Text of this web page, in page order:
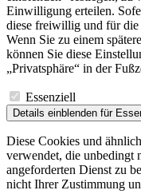
Einwilligung erteilen.
diese freiwillig und für
Wenn Sie zu einem
können Sie diese
„Privatsphäre“ in der
Essenziell
Details einblenden für
Diese Cookies und
verwendet, die unbedingt
angeforderten Dienst zu
nicht Ihrer Zustimmung